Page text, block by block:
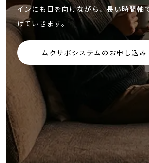
インにも目を向けながら、長い時間軸
けていきます。
ムクサポシステムのお申し込み